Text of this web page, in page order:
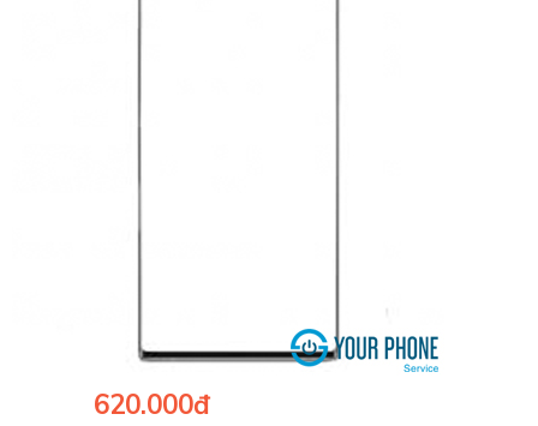
620.000đ